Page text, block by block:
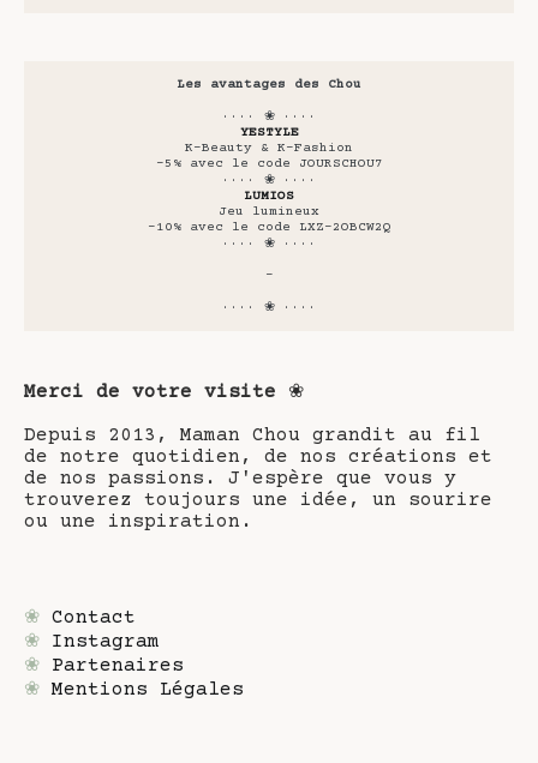
Les avantages des Chou
···· ❀ ····
YESTYLE
K-Beauty & K-Fashion
-5% avec le code JOURSCHOU7
···· ❀ ····
LUMIOS
Jeu lumineux
-10% avec le code LXZ-2OBCW2Q
···· ❀ ····
-
···· ❀ ····
Merci de votre visite ❀
Depuis 2013, Maman Chou grandit au fil
de notre quotidien, de nos créations et
de nos passions. J'espère que vous y
trouverez toujours une idée, un sourire
ou une inspiration.
❀ Contact
❀ Instagram
❀ Partenaires
❀ Mentions Légales